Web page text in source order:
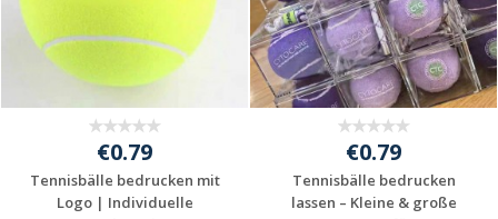
€0.79
Tennisbälle bedrucken mit
Logo | Individuelle
€0.79
Tennisbälle bedrucken
lassen – Kleine & große